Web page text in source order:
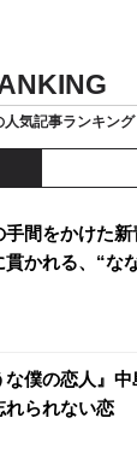
人気記事ランキング
手間をかけた
貫かれる、“な
な僕の恋人』
れられない恋